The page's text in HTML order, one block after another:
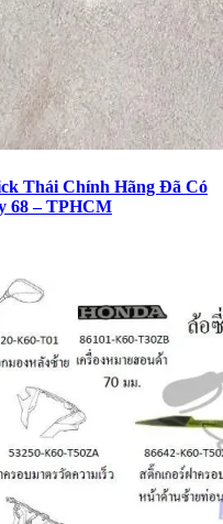
Thái Chính Hãng Đã Có
68 – TPHCM